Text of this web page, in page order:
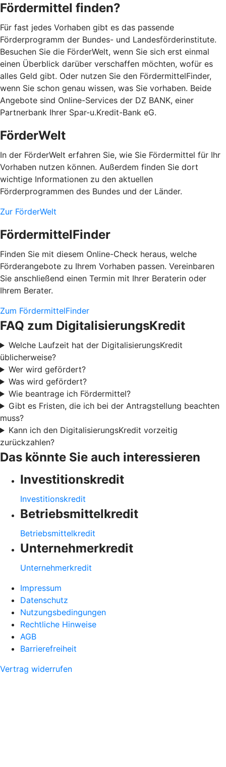
Fördermittel finden?
Für fast jedes Vorhaben gibt es das passende
Förderprogramm der Bundes- und Landesförderinstitute.
Besuchen Sie die FörderWelt, wenn Sie sich erst einmal
einen Überblick darüber verschaffen möchten, wofür es
alles Geld gibt. Oder nutzen Sie den FördermittelFinder,
wenn Sie schon genau wissen, was Sie vorhaben. Beide
Angebote sind Online-Services der DZ BANK, einer
Partnerbank Ihrer Spar-u.Kredit-Bank eG.
FörderWelt
In der FörderWelt erfahren Sie, wie Sie Fördermittel für Ihr
Vorhaben nutzen können. Außerdem finden Sie dort
wichtige Informationen zu den aktuellen
Förderprogrammen des Bundes und der Länder.
Zur FörderWelt
FördermittelFinder
Finden Sie mit diesem Online-Check heraus, welche
Förderangebote zu Ihrem Vorhaben passen. Vereinbaren
Sie anschließend einen Termin mit Ihrer Beraterin oder
Ihrem Berater.
Zum FördermittelFinder
FAQ zum DigitalisierungsKredit
Welche Laufzeit hat der DigitalisierungsKredit
üblicherweise?
Wer wird gefördert?
Was wird gefördert?
Wie beantrage ich Fördermittel?
Gibt es Fristen, die ich bei der Antragstellung beachten
muss?
Kann ich den DigitalisierungsKredit vorzeitig
zurückzahlen?
Das könnte Sie auch interessieren
Investitionskredit
Investitionskredit
Betriebsmittelkredit
Betriebsmittelkredit
Unternehmerkredit
Unternehmerkredit
Impressum
Datenschutz
Nutzungsbedingungen
Rechtliche Hinweise
AGB
Barrierefreiheit
Vertrag widerrufen